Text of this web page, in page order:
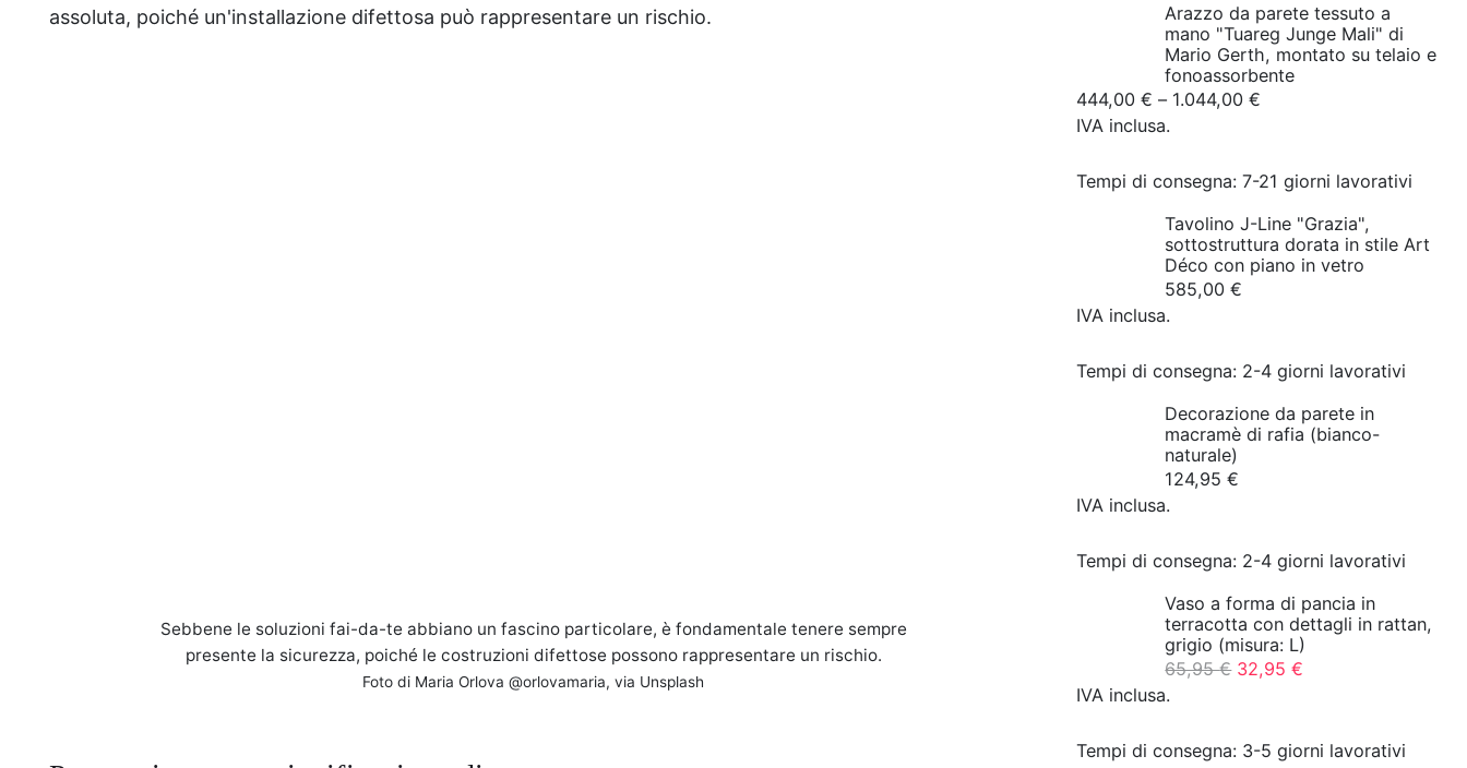
assoluta, poiché un'installazione difettosa può rappresentare un rischio.
Sebbene le soluzioni fai-da-te abbiano un fascino particolare, è fondamentale tenere sempre
presente la sicurezza, poiché le costruzioni difettose possono rappresentare un rischio.
Foto di Maria Orlova @orlovamaria, via Unsplash
Arazzo da parete tessuto a
mano "Tuareg Junge Mali" di
Mario Gerth, montato su telaio e
fonoassorbente
444,00€ – 1.044,00€
IVA inclusa.
Tempi di consegna:7-21 giorni lavorativi
Tavolino J-Line "Grazia", ​​
sottostruttura dorata in stile Art
Déco con piano in vetro
585,00€
IVA inclusa.
Tempi di consegna: 2-4 giorni lavorativi
Decorazione da parete in
macramè di rafia (bianco-
naturale)
124,95€
IVA inclusa.
Tempi di consegna: 2-4 giorni lavorativi
Vaso a forma di pancia in
terracotta con dettagli in rattan,
grigio (misura: L)
65,95€ Il
era:
32,95€
è
IVA inclusa.
Tempi di consegna: 3-5 giorni lavorativi